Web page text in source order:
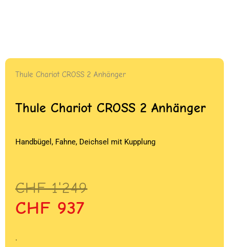
Thule Chariot CROSS 2 Anhänger
Thule Chariot CROSS 2 Anhänger
Handbügel, Fahne, Deichsel mit Kupplung
CHF1'249
Ursprünglicher
Preis
war:
CHF 1'249
CHF 937
Aktueller
Preis
ist:
CHF 937.
.